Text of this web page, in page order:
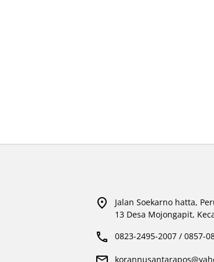
Jalan Soekarno hatta,
13 Desa Mojongapit,
0823-2495-2007 / 0857-